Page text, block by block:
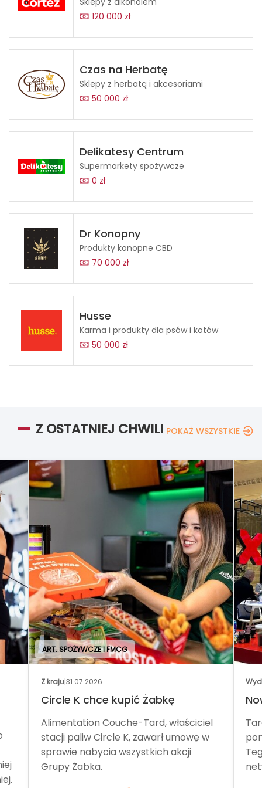
120 000 zł
Czas na Herbatę
Sklepy z herbatą i akcesoriami
50 000 zł
Delikatesy Centrum
Supermarkety spożywcze
0 zł
Dr Konopny
Produkty konopne CBD
70 000 zł
Husse
Karma i produkty dla psów i kotów
50 000 zł
Z OSTATNIEJ CHWILI POKAŻ WSZYSTKIE
ART. SPOŻYWCZE I FMCG
Z kraju|31.07.2026
Circle K chce kupić Żabkę
Alimentation Couche-Tard, właściciel
stacji paliw Circle K, zawarł umowę w
sprawie nabycia wszystkich akcji
Grupy Żabka.